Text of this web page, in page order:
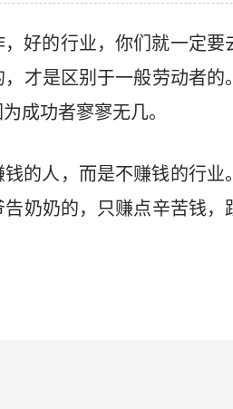
好的行业，你们就一定
才是区别于一般劳动者
成功者寥寥无几。
的人，而是不赚钱的行
奶奶的，只赚点辛苦钱